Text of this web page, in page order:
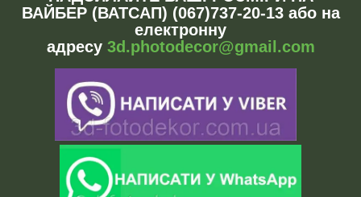
ВАЙБЕР (ВАТСАП) (067)737-20-13 або на
електронну
адресу 3d.photodecor@gmail.com